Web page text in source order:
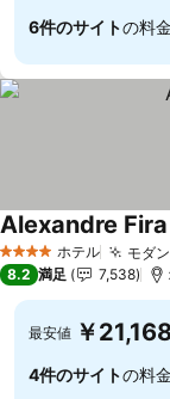
6件のサイトの料
4 ホテルのランク
ホテル モダ
Alexandre
8.2 満足 7,538
最安値 ￥
4件のサイトの料